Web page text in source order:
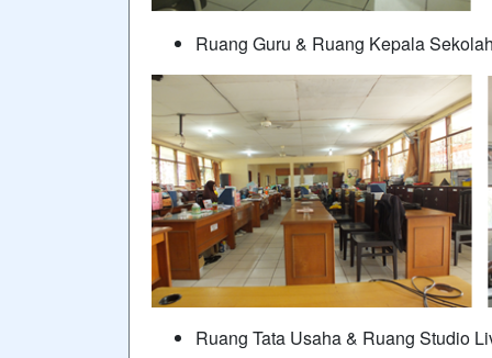
Ruang Guru & Ruang Kepala
Ruang Tata Usaha & Ruang Studio